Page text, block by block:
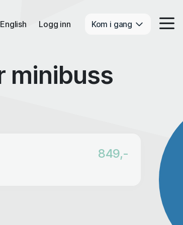
English Logg inn Kom i gang
minibuss
849,-